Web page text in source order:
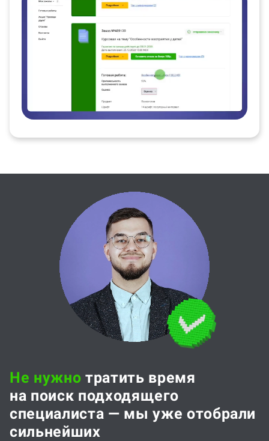
Не нужно тратить время
на поиск подходящего
специалиста — мы уже отобрали
сильнейших